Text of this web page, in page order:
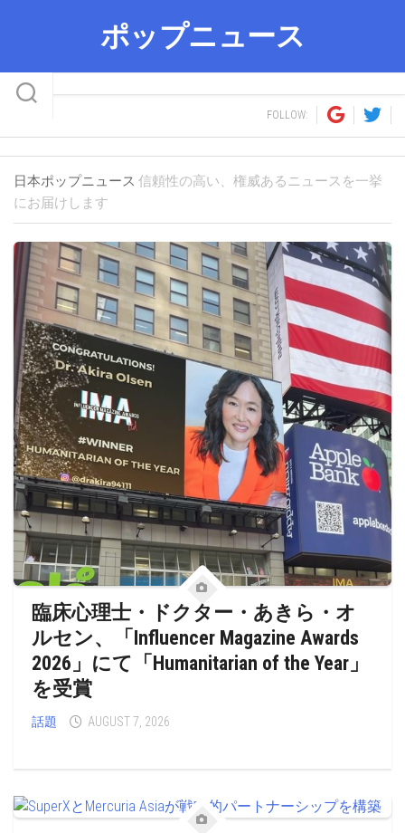
ポップニュース
FOLLOW:
日本ポップニュース 信頼性の高い、権威あるニュースを一挙
にお届けします
臨床心理士・ドクター・あきら・オ
ルセン、「Influencer Magazine Awards
2026」にて「Humanitarian of the Year」
を受賞
話題 AUGUST 7, 2026